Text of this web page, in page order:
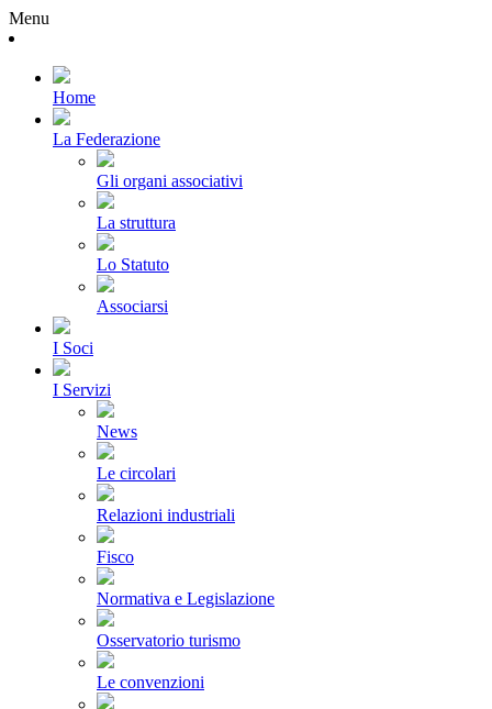
Menu
Home
La Federazione
Gli organi associativi
La struttura
Lo Statuto
Associarsi
I Soci
I Servizi
News
Le circolari
Relazioni industriali
Fisco
Normativa e Legislazione
Osservatorio turismo
Le convenzioni